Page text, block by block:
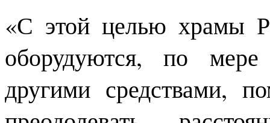
«С этой целью храмы
оборудуются, по
другими средствами,